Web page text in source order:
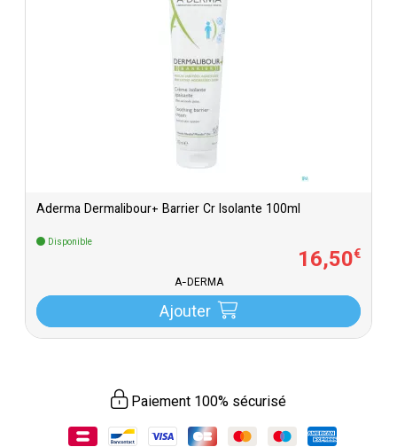
Aderma Dermalibour+ Barrier Cr Isolante 100ml
Disponible
16,50€
A-DERMA
Ajouter
Paiement 100% sécurisé